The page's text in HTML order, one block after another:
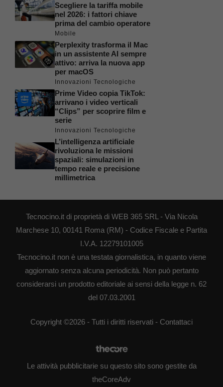
Scegliere la tariffa mobile
nel 2026: i fattori chiave
prima del cambio operatore
Mobile
Perplexity trasforma il Mac
in un assistente AI sempre
attivo: arriva la nuova app
per macOS
Innovazioni Tecnologiche
Prime Video copia TikTok:
arrivano i video verticali
“Clips” per scoprire film e
serie
Innovazioni Tecnologiche
L’intelligenza artificiale
rivoluziona le missioni
spaziali: simulazioni in
tempo reale e precisione
millimetrica
Tecnocino.it di proprietà di WEB 365 SRL - Via Nicola
Marchese 10, 00141 Roma (RM) - Codice Fiscale e Partita
I.V.A. 12279101005
Tecnocino.it non è una testata giornalistica, in quanto viene
aggiornato senza alcuna periodicità. Non può pertanto
considerarsi un prodotto editoriale ai sensi della legge n. 62
del 07.03.2001
Copyright ©2026 - Tutti i diritti riservati - Contattaci
Le attività pubblicitarie su questo sito sono gestite da
theCoreAdv